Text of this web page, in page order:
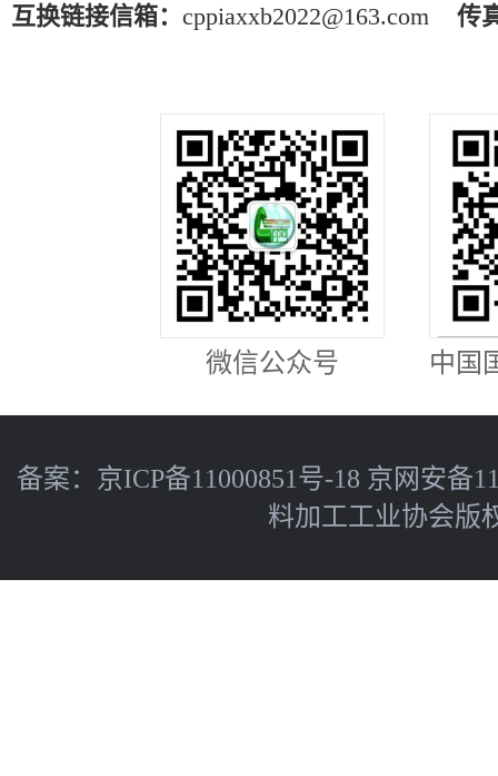
互换链接信箱： cppiaxxb2022@163.com 传
微信公众号 中国
备案： 京ICP备11000851号-18 京网安备
料加工工业协会版